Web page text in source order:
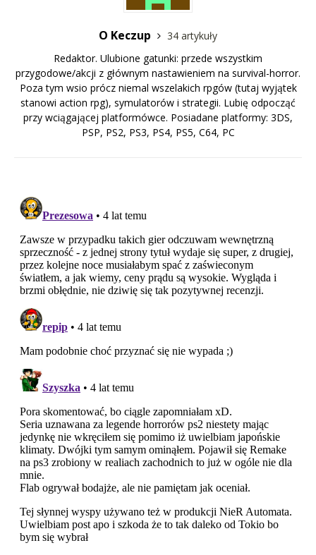
O Keczup
34 artykuły
Redaktor. Ulubione gatunki: przede wszystkim
przygodowe/akcji z głównym nastawieniem na survival-horror.
Poza tym wsio prócz niemal wszelakich rpgów (tutaj wyjątek
stanowi action rpg), symulatorów i strategii. Lubię odpocząć
przy wciągającej platformówce. Posiadane platformy: 3DS,
PSP, PS2, PS3, PS4, PS5, C64, PC